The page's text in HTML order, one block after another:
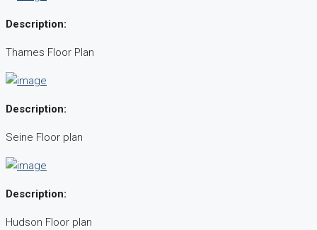
Description:
Thames Floor Plan
Description:
Seine Floor plan
Description:
Hudson Floor plan